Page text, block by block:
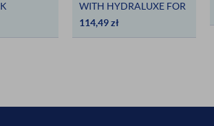
WITH HYDRALUXE FOR
ASTIGMATISM 30 SZTUK
114,49zł